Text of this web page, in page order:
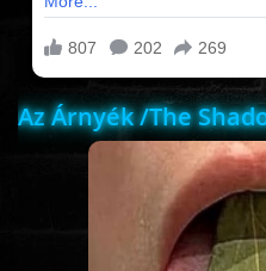
FELIRATOS FILMEK
AKCIÓ
Az Árnyék /The